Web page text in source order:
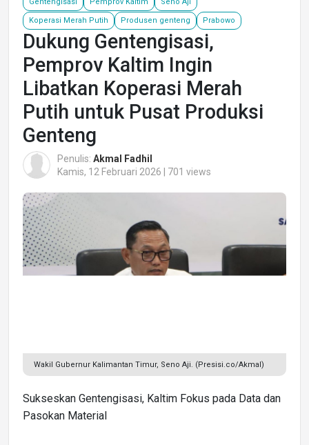
Koperasi Merah Putih Produsen genteng Prabowo
Dukung Gentengisasi,
Pemprov Kaltim Ingin
Libatkan Koperasi Merah
Putih untuk Pusat Produksi
Genteng
Penulis: Akmal Fadhil
Kamis, 12 Februari 2026 | 701 views
Wakil Gubernur Kalimantan Timur, Seno Aji. (Presisi.co/Akmal)
Sukseskan Gentengisasi, Kaltim Fokus pada Data dan
Pasokan Material